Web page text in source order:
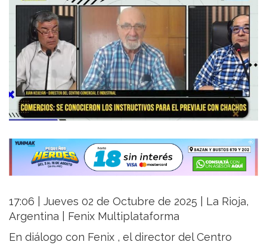
17:06 | Jueves 02 de Octubre de 2025 | La Rioja,
Argentina | Fenix Multiplataforma
En diálogo con Fenix , el director del Centro